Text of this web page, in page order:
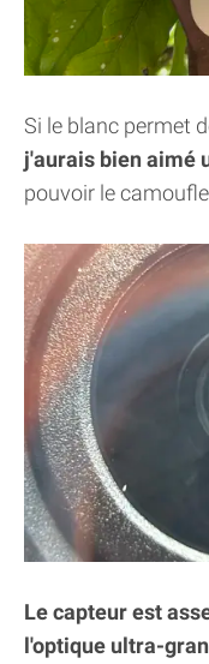
Si le blanc permet
j'aurais bien aimé
pouvoir le
Le capteur est
l'optique ultra-